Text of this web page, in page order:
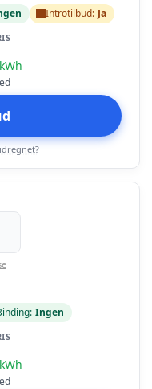
Introtilbud: Ja
Ingen